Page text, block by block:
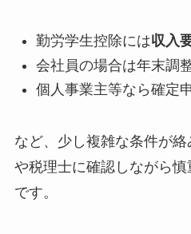
勤労学生控除には収入
会社員の場合は年末調
個人事業主等なら確定
など、少し複雑な条件が
や税理士に確認しながら
です。